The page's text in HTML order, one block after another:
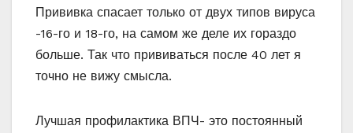
Прививка спасает только от двух типов вируса
-16-го и 18-го, на самом же деле их гораздо
больше. Так что прививаться после 40 лет я
точно не вижу смысла.
Лучшая профилактика ВПЧ- это постоянный